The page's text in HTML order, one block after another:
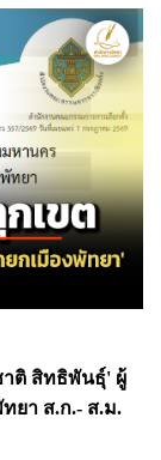
าติ สิทธิพันธุ์' ผู้
ยา ส.ก.- ส.ม.